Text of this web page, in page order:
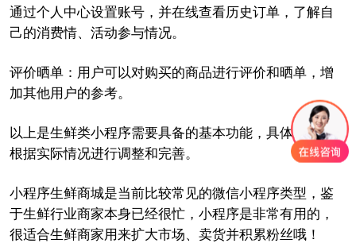
通过个人中心设置账号，并在线查看历史订单，了解自
己的消费情、活动参与情况。
评价晒单：用户可以对购买的商品进行评价和晒单，增
加其他用户的参考。
以上是生鲜类小程序需要具备的基本功能，具体还需要
根据实际情况进行调整和完善。
小程序生鲜商城是当前比较常见的微信小程序类型，鉴
于生鲜行业商家本身已经很忙，小程序是非常有用的，
很适合生鲜商家用来扩大市场、卖货并积累粉丝哦！